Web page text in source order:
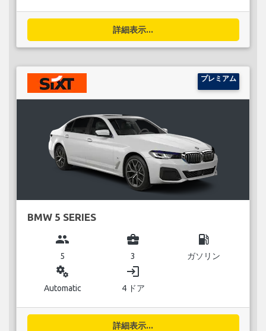
詳細表示...
プレミアム
BMW 5 SERIES
group
5
business_center
3
local_gas_station
ガソリン
miscellaneous_services
Automatic
login
4 ドア
詳細表示...